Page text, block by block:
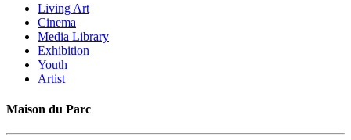
Living Art
Cinema
Media Library
Exhibition
Youth
Artist
Maison du Parc